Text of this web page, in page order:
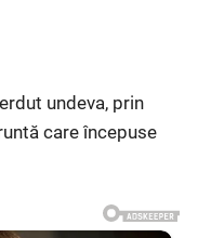
undeva, prin
care începuse